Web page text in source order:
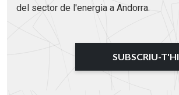
del sector de l'energia a Andorra.
SUBSCRIU-T'HI